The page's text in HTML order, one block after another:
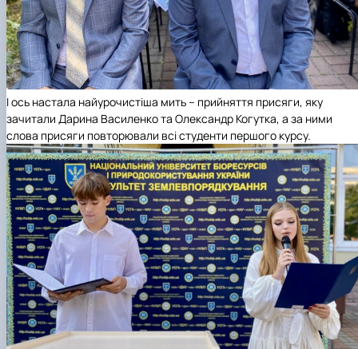
І ось настала найурочистіша мить – прийняття присяги, яку
зачитали Дарина Василенко та Олександр Когутка, а за ними
слова присяги повторювали всі студенти першого курсу.